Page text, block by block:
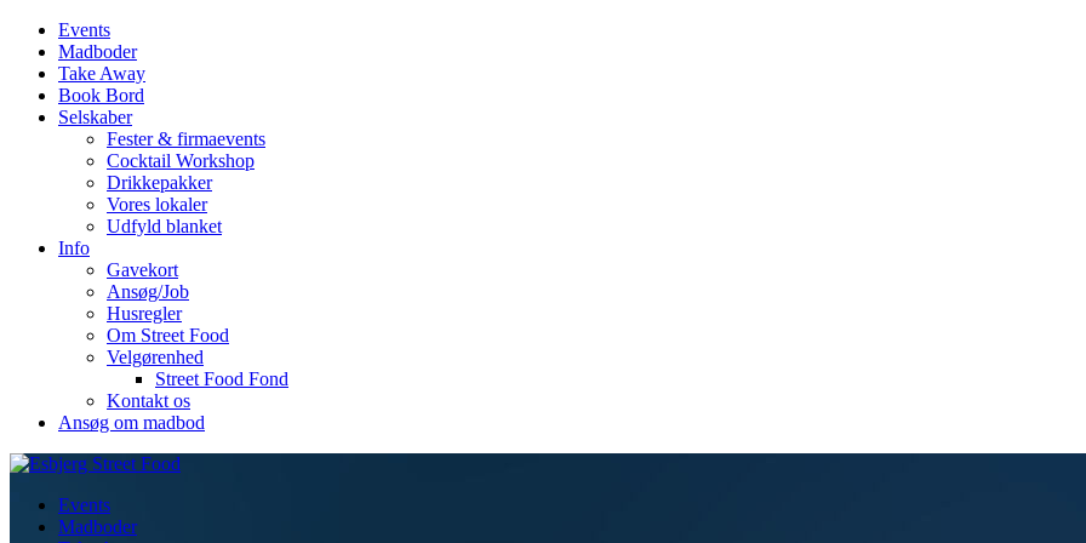
Events
Madboder
Take Away
Book Bord
Selskaber
Fester & firmaevents
Cocktail Workshop
Drikkepakker
Vores lokaler
Udfyld blanket
Info
Gavekort
Ansøg/Job
Husregler
Om Street Food
Velgørenhed
Street Food Fond
Kontakt os
Ansøg om madbod
Events
Madboder